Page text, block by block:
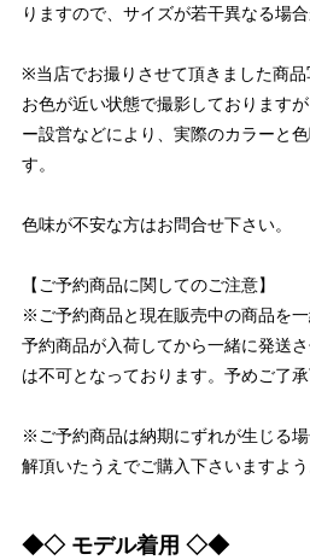
りますので、サイズが若干異なる場合
※当店でお撮りさせて頂きました商品
お色が近い状態で撮影しております
ー設営などにより、実際のカラーと
す。
色味が不安な方はお問合せ下さい。
【ご予約商品に関してのご注意】
※ご予約商品と現在販売中の商品を
予約商品が入荷してから一緒に発送
は不可となっております。予めご了承
※ご予約商品は納期にずれが生じる
解頂いたうえでご購入下さいますよう
◆◇ モデル着用 ◇◆